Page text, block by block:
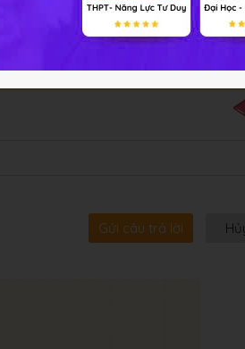
Gửi câu trả lời